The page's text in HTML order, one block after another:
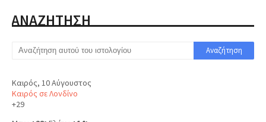
ΑΝΑΖΗΤΗΣΗ
Καιρός, 10 Αύγουστος
Καιρός σε Λονδίνο
+29